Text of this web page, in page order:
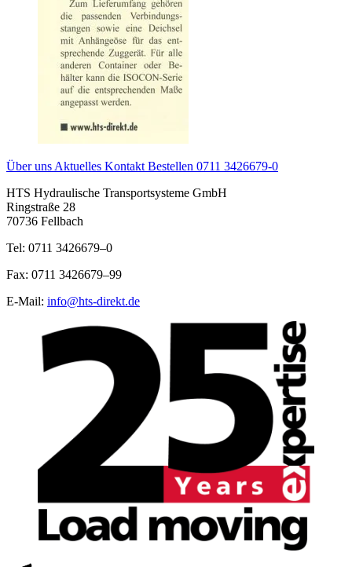
Über uns Aktuelles Kontakt Bestellen 0711 3426679-0
HTS Hydraulische Transportsysteme GmbH
Ringstraße 28
70736 Fellbach
Tel: 0711 3426679–0
Fax: 0711 3426679–99
E-Mail: info@hts-direkt.de